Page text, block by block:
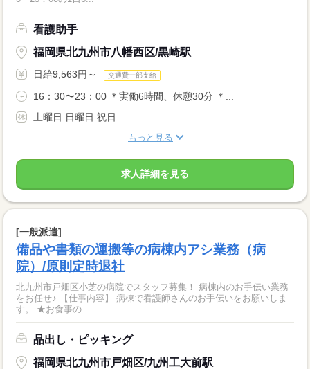
看護助手
福岡県北九州市八幡西区/黒崎駅
日給9,563円～ 交通費一部支給
16：30〜23：00 ＊実働6時間、休憩30分 ＊...
土曜日 日曜日 祝日
もっと見る
求人詳細を見る
[一般派遣]
備品や書類の運搬等の病棟内アシ業務（病
院）/原則定時退社
北九州市戸畑区小芝の病院でスタッフ募集！ 病棟内のお手伝い業務
をお任せ♪ 【仕事内容】 病棟で看護師さんのお手伝いをお願いしま
す。 ★お食事の...
品出し・ピッキング
福岡県北九州市戸畑区/九州工大前駅